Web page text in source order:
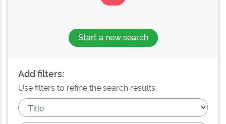
Start a new search
Add filters:
Use filters to refine the search results.